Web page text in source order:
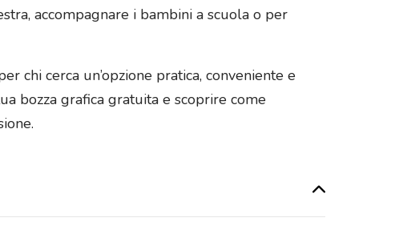
accompagnare i bambini a scuola o per
chi cerca un’opzione pratica, conveniente e
bozza grafica gratuita e scoprire come